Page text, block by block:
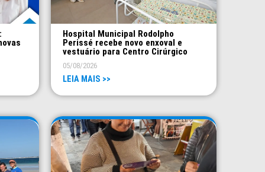
Hospital Municipal Rodolpho
Perissé recebe novo enxoval e
vestuário para Centro Cirúrgico
05/08/2026
LEIA MAIS >>